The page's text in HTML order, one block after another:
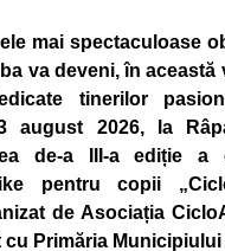
mai spectaculoase
va deveni, în această
tinerilor
august 2026, la
de-a III-a ediție a
pentru copii
de Asociația
cu Primăria Municipiului